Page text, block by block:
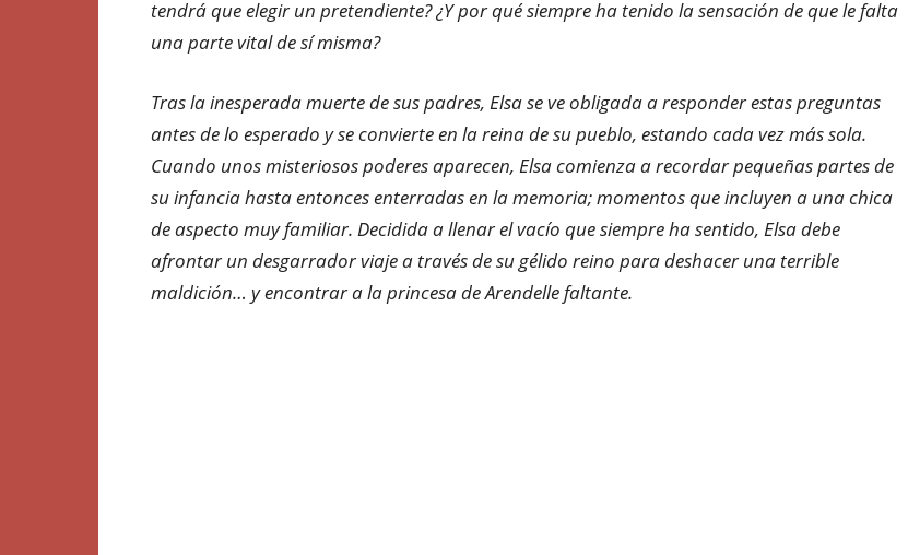
tendrá que elegir un pretendiente? ¿Y por qué siempre ha tenido la sensación de que le falta
una parte vital de sí misma?
Tras la inesperada muerte de sus padres, Elsa se ve obligada a responder estas preguntas
antes de lo esperado y se convierte en la reina de su pueblo, estando cada vez más sola.
Cuando unos misteriosos poderes aparecen, Elsa comienza a recordar pequeñas partes de
su infancia hasta entonces enterradas en la memoria; momentos que incluyen a una chica
de aspecto muy familiar. Decidida a llenar el vacío que siempre ha sentido, Elsa debe
afrontar un desgarrador viaje a través de su gélido reino para deshacer una terrible
maldición… y encontrar a la princesa de Arendelle faltante.